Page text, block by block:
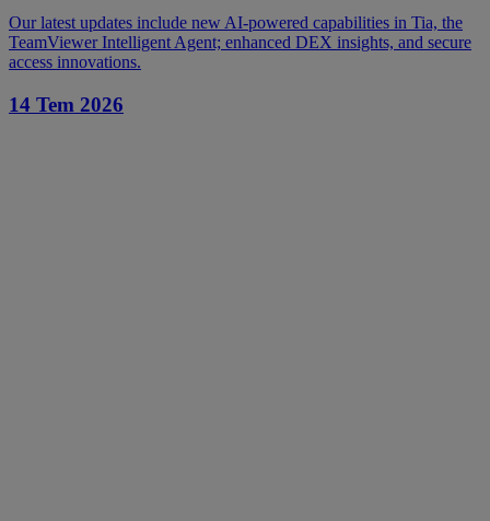
Our latest updates include new AI-powered capabilities in Tia, the
TeamViewer Intelligent Agent; enhanced DEX insights, and secure
access innovations.
14 Tem 2026